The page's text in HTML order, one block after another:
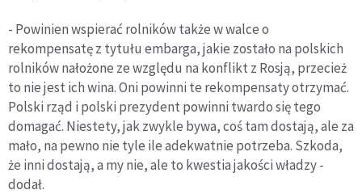
- Powinien wspierać rolników także w walce o
rekompensatę z tytułu embarga, jakie zostało na polskich
rolników nałożone ze względu na konflikt z Rosją, przecież
to nie jest ich wina. Oni powinni te rekompensaty otrzymać.
Polski rząd i polski prezydent powinni twardo się tego
domagać. Niestety, jak zwykle bywa, coś tam dostają, ale za
mało, na pewno nie tyle ile adekwatnie potrzeba. Szkoda,
że inni dostają, a my nie, ale to kwestia jakości władzy -
dodał.